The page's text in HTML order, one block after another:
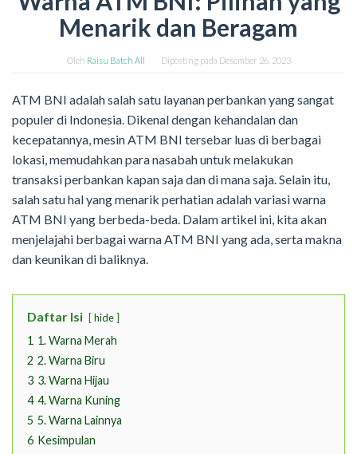
Menarik dan Beragam
Oleh Raisu Batch All Diposting pada Desember 26, 2023
ATM BNI adalah salah satu layanan perbankan yang sangat
populer di Indonesia. Dikenal dengan kehandalan dan
kecepatannya, mesin ATM BNI tersebar luas di berbagai
lokasi, memudahkan para nasabah untuk melakukan
transaksi perbankan kapan saja dan di mana saja. Selain itu,
salah satu hal yang menarik perhatian adalah variasi warna
ATM BNI yang berbeda-beda. Dalam artikel ini, kita akan
menjelajahi berbagai warna ATM BNI yang ada, serta makna
dan keunikan di baliknya.
Daftar Isi hide
1 1. Warna Merah
2 2. Warna Biru
3 3. Warna Hijau
4 4. Warna Kuning
5 5. Warna Lainnya
6 Kesimpulan